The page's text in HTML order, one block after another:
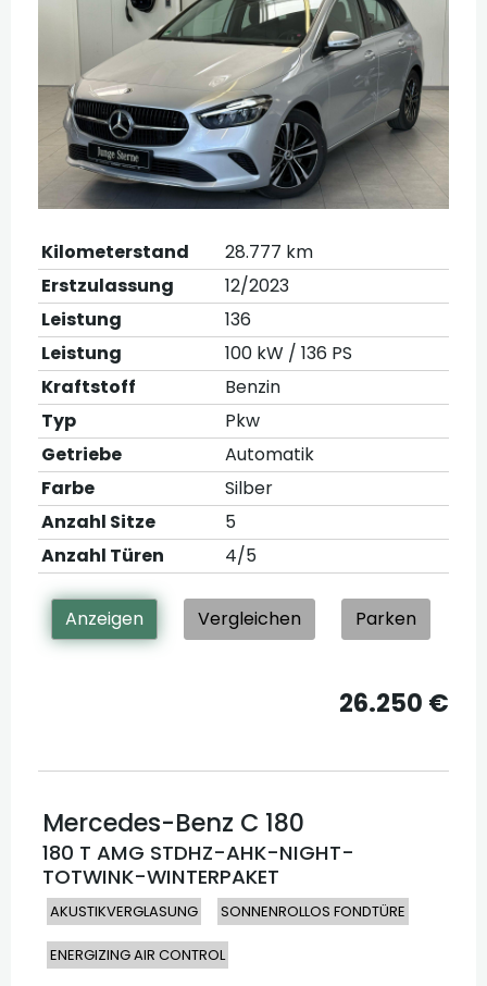
Kilometerstand
28.777 km
Erstzulassung
12/2023
Leistung
136
Leistung
100 kW / 136 PS
Kraftstoff
Benzin
Typ
Pkw
Getriebe
Automatik
Farbe
Silber
Anzahl Sitze
5
Anzahl Türen
4/5
Anzeigen Vergleichen Parken
26.250 €
Mercedes-Benz C 180
180 T AMG STDHZ-AHK-NIGHT-
TOTWINK-WINTERPAKET
AKUSTIKVERGLASUNG SONNENROLLOS FONDTÜRE
ENERGIZING AIR CONTROL